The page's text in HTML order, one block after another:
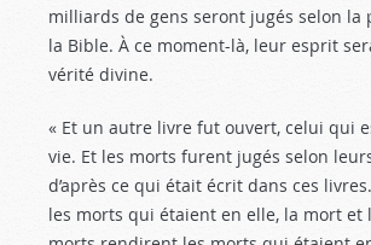
milliards de gens seront jugés selon la
la Bible. À ce moment-là, leur esprit
vérité divine.
« Et un autre livre fut ouvert, celui qui
vie. Et les morts furent jugés selon
d’après ce qui était écrit dans ces
les morts qui étaient en elle, la mort et